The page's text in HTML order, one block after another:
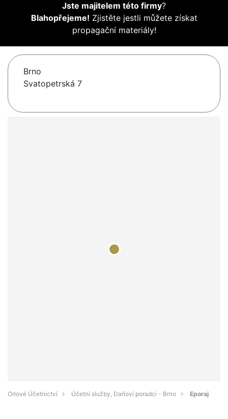
Jste majitelem této firmy?
Blahopřejeme! Zjistěte jestli můžete získat
propagační materiály!
Brno
Svatopetrská 7
Orlové Účetnictví Účetní služby, Daňoví poradci - Brno Eporaj